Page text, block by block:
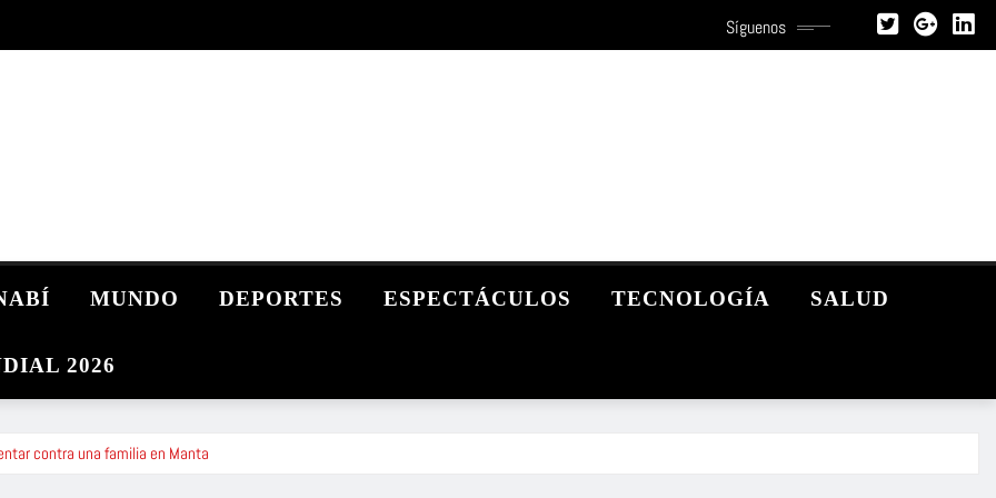
Síguenos
MUNDO DEPORTES ESPECTÁCULOS TECNOLOGÍA SALUD
2026
contra una familia en Manta